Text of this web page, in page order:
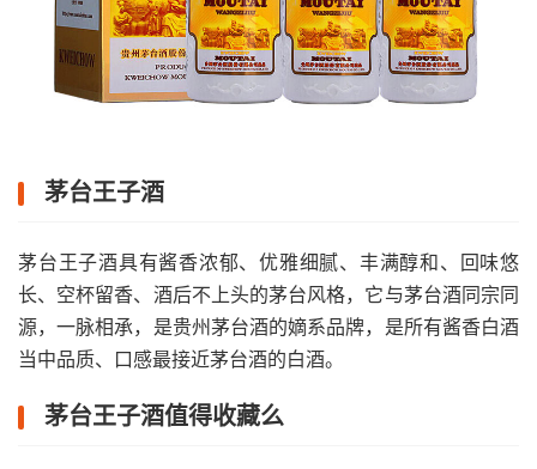
茅台王子酒
茅台王子酒具有酱香浓郁、优雅细腻、丰满醇和、回味悠
长、空杯留香、酒后不上头的茅台风格，它与茅台酒同宗同
源，一脉相承，是贵州茅台酒的嫡系品牌，是所有酱香白酒
当中品质、口感最接近茅台酒的白酒。
茅台王子酒值得收藏么